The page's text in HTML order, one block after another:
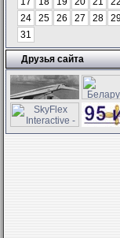
24
25 26 27 28
31
Друзья сайта